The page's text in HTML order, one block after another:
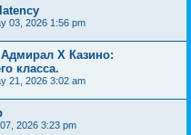
03, 2026 1:56 pm
Адмирал Х Казино:
класса.
21, 2026 3:02 am
2026 3:23 pm